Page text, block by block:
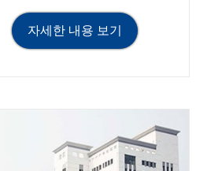
자세한 내용 보기